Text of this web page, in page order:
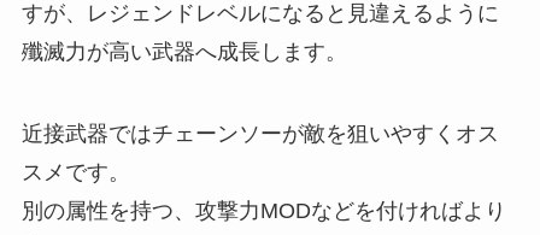
すが、レジェンドレベルになると見違えるように
殲滅力が高い武器へ成長します。
近接武器ではチェーンソーが敵を狙いやすくオス
スメです。
別の属性を持つ、攻撃力MODなどを付ければより